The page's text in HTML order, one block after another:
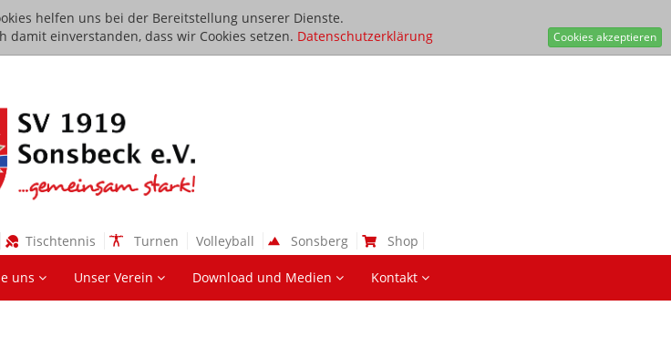
helfen uns bei der Bereitstellung unserer Dienste.
einverstanden, dass wir Cookies setzen. Datenschutzerklärung Cookies akzeptieren
Tischtennis Turnen Volleyball Sonsberg Shop
uns Unser Verein Download und Medien Kontakt